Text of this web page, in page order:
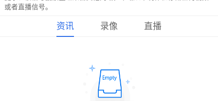
或者直播信号。
资讯 录像 直播